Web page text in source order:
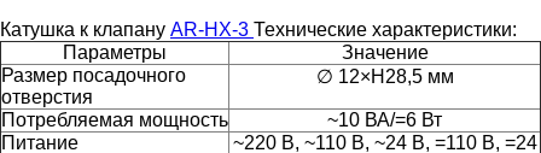
Катушка к клапану AR-HX-3 Технические характеристики:
Параметры
Значение
Размер посадочного
отверстия
∅ 12×H28,5 мм
Потребляемая мощность
~10 ВА/=6 Вт
Питание
~220 В, ~110 В, ~24 В, =110 В, =24